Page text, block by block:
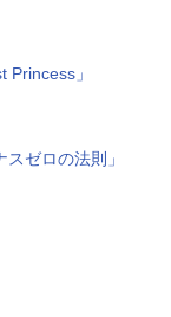
Princess」
ゼロの法則」